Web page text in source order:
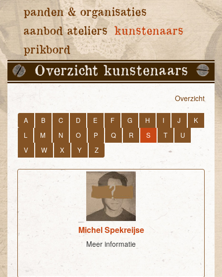
panden & organisaties
aanbod ateliers
kunstenaars
prikbord
Overzicht kunstenaars
Overzicht
A B C D E F G H I J
K
L
M N O P Q R S T
U
V
W X Y Z
Michel Spekreijse
Meer informatie